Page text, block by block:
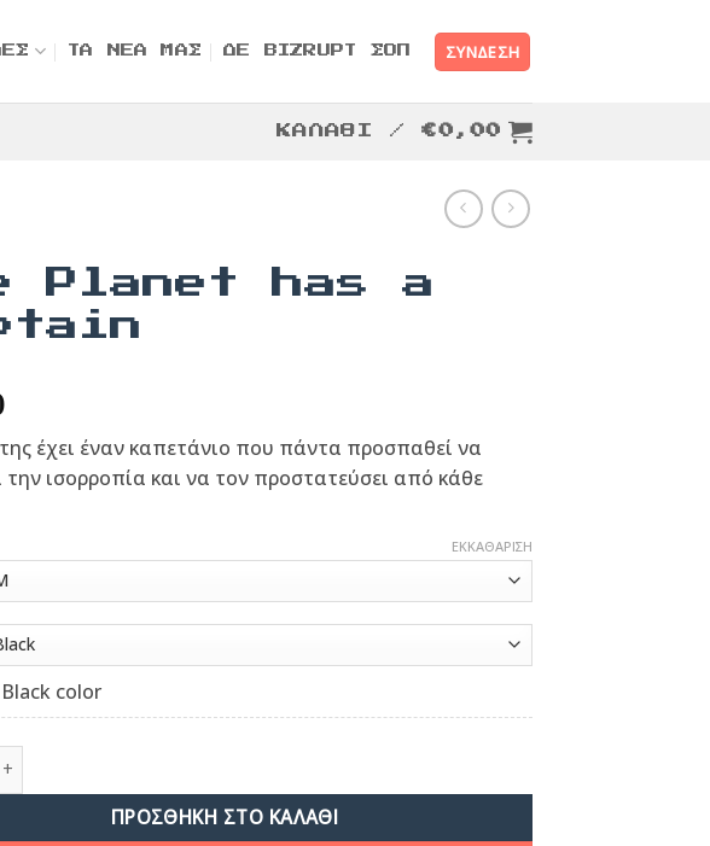
ΤΑ ΝΕΑ ΜΑΣ ΔΕ BIZRUPT ΣΟΠ ΣΎΝΔΕΣΗ
ΚΑΛΆΘΙ /€0,00
Planet has a
έχει έναν καπετάνιο που πάντα προσπαθεί να
την ισορροπία και να τον προστατεύσει από κάθε
ΕΚΚΑΘΆΡΙΣΗ
color
has a Captain ποσότητα
ΠΡΟΣΘΉΚΗ ΣΤΟ ΚΑΛΆΘΙ